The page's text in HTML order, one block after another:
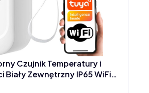
Czujnik Temperatury i
Biały Zewnętrzny IP65 WiFi